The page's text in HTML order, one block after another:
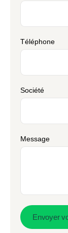
Téléphone
Société
Message
Envoyer